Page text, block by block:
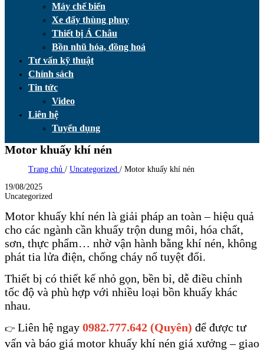
Máy chế biến
Xe đẩy thùng phuy
Thiết bị Á Châu
Bồn nhũ hóa, đồng hoá
Tư vấn kỹ thuật
Chính sách
Tin tức
Video
Liên hệ
Tuyển dụng
Motor khuấy khí nén
Trang chủ / Uncategorized / Motor khuấy khí nén
19/08/2025
Uncategorized
Motor khuấy khí nén là giải pháp an toàn – hiệu quả
cho các ngành cần khuấy trộn dung môi, hóa chất,
sơn, thực phẩm… nhờ vận hành bằng khí nén, không
phát tia lửa điện, chống cháy nổ tuyệt đối.
Thiết bị có thiết kế nhỏ gọn, bền bỉ, dễ điều chỉnh
tốc độ và phù hợp với nhiều loại bồn khuấy khác
nhau.
👉 Liên hệ ngay 0982.777.642 (Quyên) để được tư
vấn và báo giá motor khuấy khí nén giá xưởng – giao